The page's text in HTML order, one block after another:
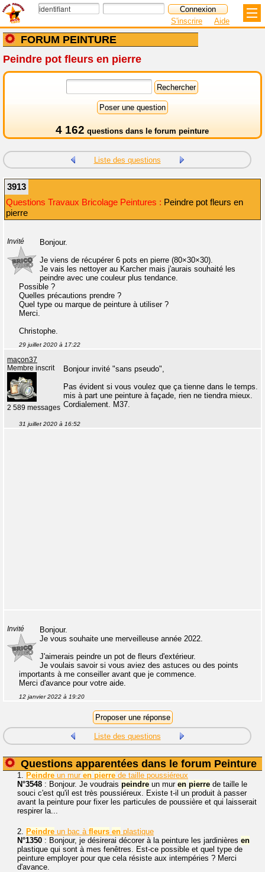
FORUM PEINTURE
S'inscrire Aide
Peindre pot fleurs en pierre
4 162 questions dans le forum peinture
Liste des questions
3913
Questions Travaux Bricolage Peintures : Peindre pot fleurs en
pierre
Invité
Bonjour.
Je viens de récupérer 6 pots en pierre (80×30×30).
Je vais les nettoyer au Karcher mais j'aurais souhaité les
peindre avec une couleur plus tendance.
Possible ?
Quelles précautions prendre ?
Quel type ou marque de peinture à utiliser ?
Merci.
Christophe.
29 juillet 2020 à 17:22
maçon37
Membre inscrit
2 589 messages
Bonjour invité "sans pseudo",
Pas évident si vous voulez que ça tienne dans le temps.
mis à part une peinture à façade, rien ne tiendra mieux.
Cordialement. M37.
31 juillet 2020 à 16:52
Invité
Bonjour.
Je vous souhaite une merveilleuse année 2022.
J'aimerais peindre un pot de fleurs d'extérieur.
Je voulais savoir si vous aviez des astuces ou des points
importants à me conseiller avant que je commence.
Merci d'avance pour votre aide.
12 janvier 2022 à 19:20
Liste des questions
Questions apparentées dans le forum Peinture
1. Peindre un mur en pierre de taille poussiéreux
N°3548 : Bonjour. Je voudrais peindre un mur en pierre de taille le
souci c'est qu'il est très poussiéreux. Existe t-il un produit à passer
avant la peinture pour fixer les particules de poussière et qui laisserait
respirer la...
2. Peindre un bac à fleurs en plastique
N°1350 : Bonjour, je désirerai décorer à la peinture les jardinières en
plastique qui sont à mes fenêtres. Est-ce possible et quel type de
peinture employer pour que cela résiste aux intempéries ? Merci
d'avance.